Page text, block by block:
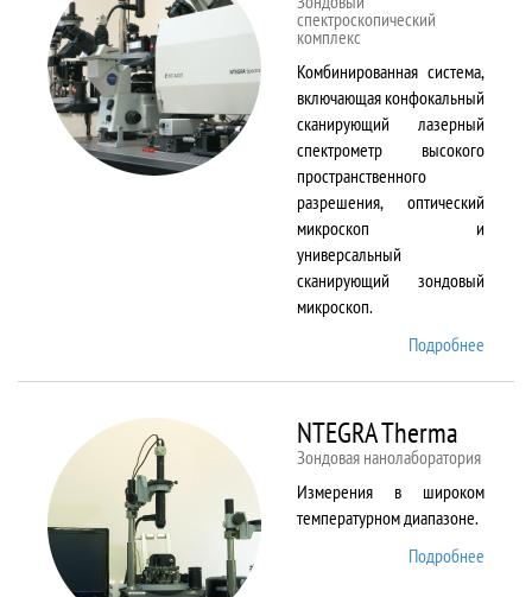
спектроскопический
комплекс
Комбинированная система,
включающая конфокальный
сканирующий лазерный
спектрометр высокого
пространственного
разрешения, оптический
микроскоп и
универсальный
сканирующий зондовый
микроскоп.
Подробнее
NTEGRA Therma
Зондовая нанолаборатория
Измерения в широком
температурном диапазоне.
Подробнее